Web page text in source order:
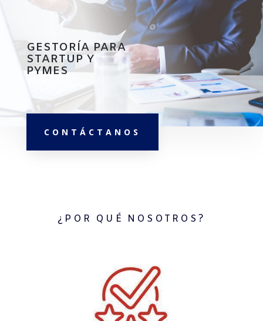
GESTORÍA PARA
STARTUP Y
PYMES
CONTÁCTANOS
¿POR QUÉ NOSOTROS?